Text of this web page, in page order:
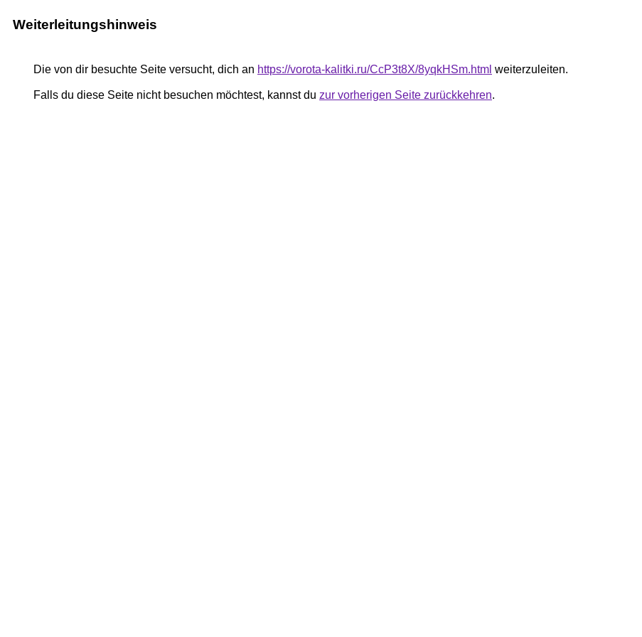
Weiterleitungshinweis
Die von dir besuchte Seite versucht, dich an https://vorota-kalitki.ru/CcP3t8X/8yqkHSm.html weiterzuleiten.
Falls du diese Seite nicht besuchen möchtest, kannst du zur vorherigen Seite zurückkehren.